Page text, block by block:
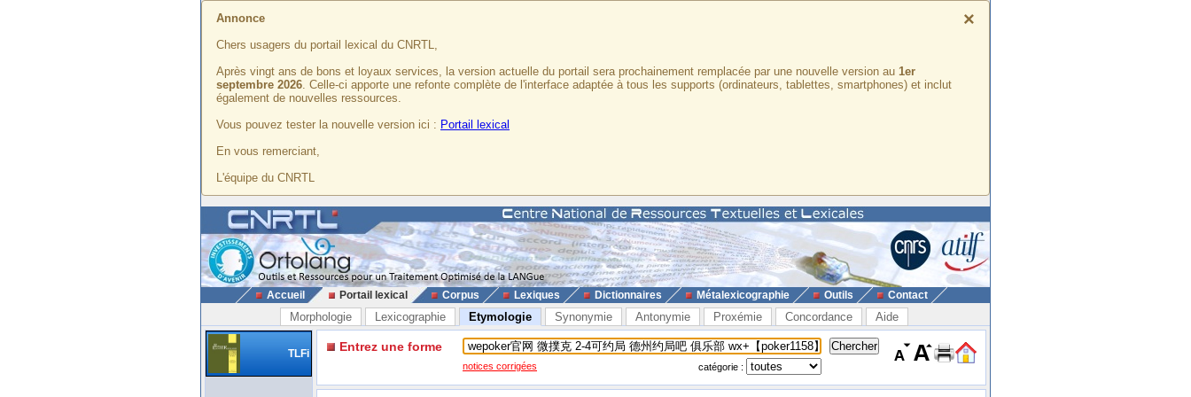
×
Annonce
Chers usagers du portail lexical du CNRTL,
Après vingt ans de bons et loyaux services, la version actuelle du portail sera prochainement remplacée par une nouvelle version au 1er
septembre 2026. Celle-ci apporte une refonte complète de l'interface adaptée à tous les supports (ordinateurs, tablettes, smartphones) et inclut
également de nouvelles ressources.
Vous pouvez tester la nouvelle version ici : Portail lexical
En vous remerciant,
L'équipe du CNRTL
Accueil Portail lexical Corpus Lexiques Dictionnaires Métalexicographie Outils Contact
Morphologie Lexicographie Etymologie Synonymie Antonymie Proxémie Concordance Aide
TLFi Entrez une forme
notices corrigées catégorie :